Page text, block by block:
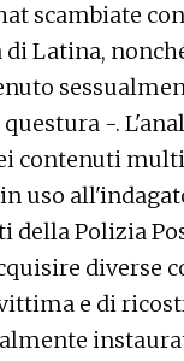
scambiate
di Latina,
-.
contenuti
uso
della Polizia
diverse
e di